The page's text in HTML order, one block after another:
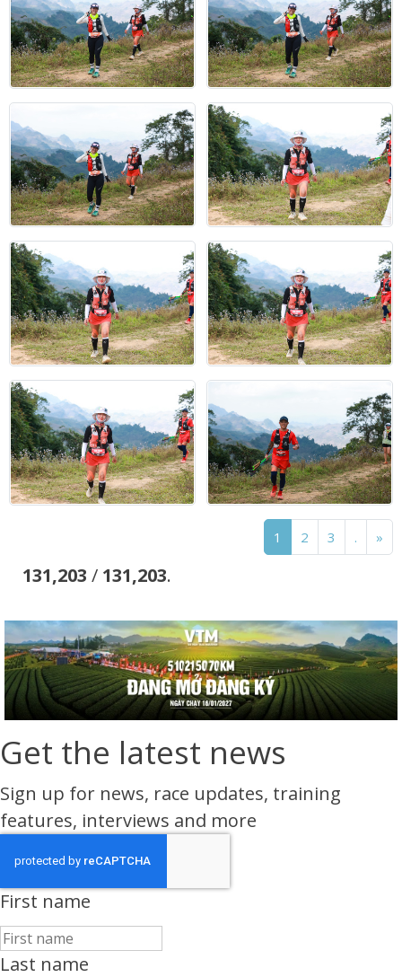
1 2 3 . »
131,203 / 131,203.
Get the latest news
Sign up for news, race updates, training
features, interviews and more
First name
Last name